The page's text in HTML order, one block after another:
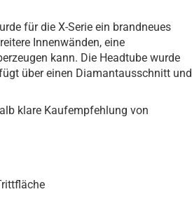
für die X-Serie ein brandneues
Innenwänden, eine
kann. Die Headtube wurde
über einen Diamantausschnitt und
klare Kaufempfehlung von